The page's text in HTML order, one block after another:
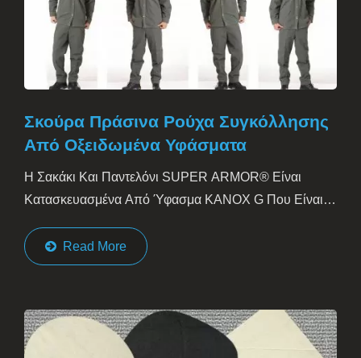
Σκούρα Πράσινα Ρούχα Συγκόλλησης
Από Οξειδωμένα Υφάσματα
Η Σακάκι Και Παντελόνι SUPER ARMOR® Είναι
Κατασκευασμένα Από Ύφασμα KANOX G Που Είναι
Read More